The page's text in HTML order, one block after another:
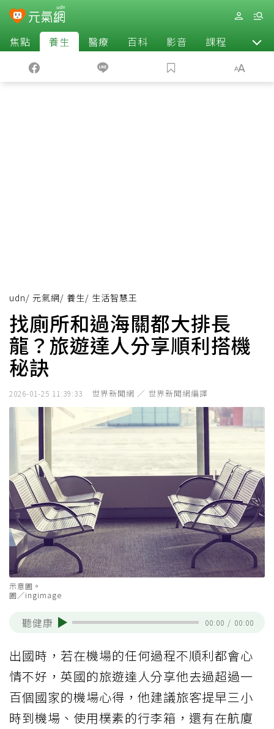
焦點 養生 醫療 百科 影音 課程 退休
udn/ 元氣網/ 養生/ 生活智慧王
找廁所和過海關都大排長
龍？旅遊達人分享順利搭機
秘訣
2026-01-25 11:39:33 世界新聞網 ／ 世界新聞網編譯
示意圖。
圖／ingimage
聽健康 00:00 / 00:00
出國時，若在機場的任何過程不順利都會心
情不好，英國的旅遊達人分享他去過超過一
百個國家的機場心得，他建議旅客提早三小
時到機場、使用樸素的行李箱，還有在航廈